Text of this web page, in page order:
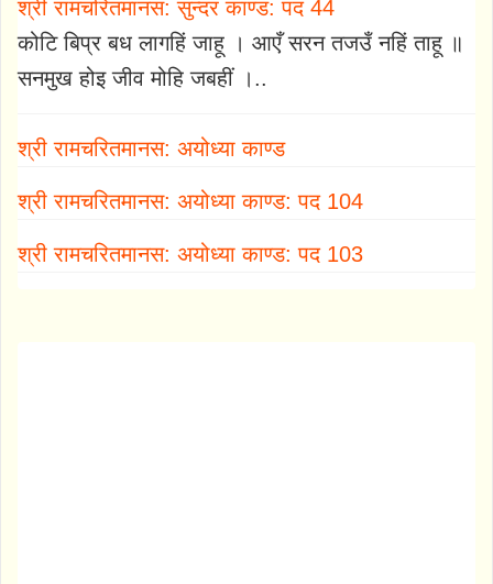
श्री रामचरितमानस: सुन्दर काण्ड: पद 44
कोटि बिप्र बध लागहिं जाहू । आएँ सरन तजउँ नहिं ताहू ॥
सनमुख होइ जीव मोहि जबहीं ।..
श्री रामचरितमानस: अयोध्या काण्ड
श्री रामचरितमानस: अयोध्या काण्ड: पद 104
श्री रामचरितमानस: अयोध्या काण्ड: पद 103